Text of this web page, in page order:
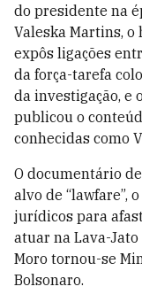
do presidente na
Valeska Martins, o
expôs ligações
da força-tarefa
da investigação, e
publicou o
conhecidas como
O documentário
alvo de “lawfare”,
jurídicos para
atuar na Lava-
Moro tornou-se
Bolsonaro.